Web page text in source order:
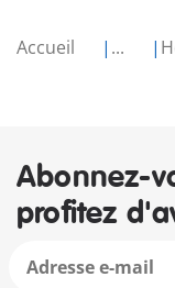
Accueil ...
Abonnez-
profitez